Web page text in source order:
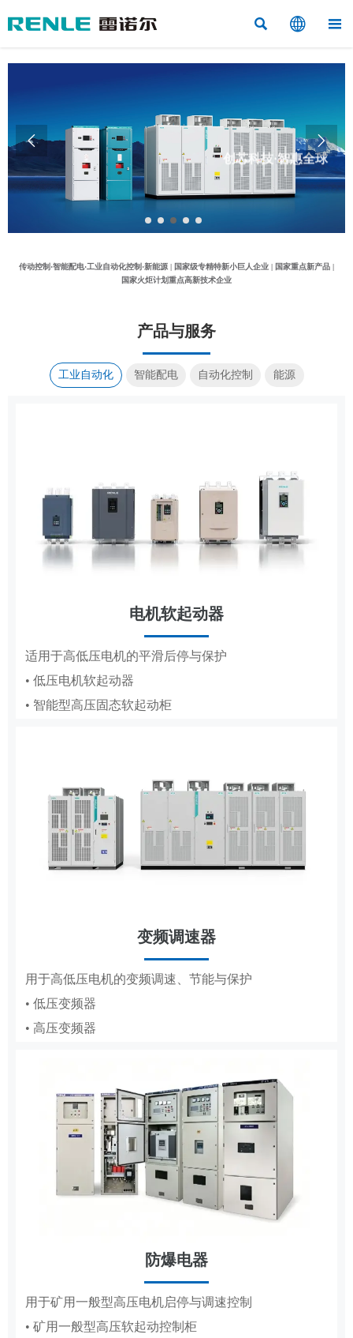
  
创芯科技·智惠全球
科技赋能·工业控制系统解决方案集成商
 
传动控制·智能配电·工业自动化控制·新能源 | 国家级专精特新小巨人企业 | 国家重点新产品 |
国家火炬计划重点高新技术企业
产品与服务
工业自动化 智能配电 自动化控制 能源
电机软起动器
适用于高低压电机的平滑后停与保护
• 低压电机软起动器
• 智能型高压固态软起动柜
变频调速器
用于高低压电机的变频调速、节能与保护
• 低压变频器
• 高压变频器
防爆电器
用于矿用一般型高压电机启停与调速控制
• 矿用一般型高压软起动控制柜
成套电器
高低压成套配电柜体，适配工厂、电网、新能源多场
景配电
• 低压成套
传动控制
覆盖造纸、复卷、轧钢全场景传动控制系统
• 造纸机传动控制系统
• 复卷机传动控制系统
DCS
适配纸浆造纸、水利工程的集散控制系统
• 纸浆造纸DCS
MCS
用于高低压电机的变频调速、节能与保护
集装箱式储能系统
标准化集成储能，适配大型电站储能场景
分布式储能，满足企业峰谷节电需求